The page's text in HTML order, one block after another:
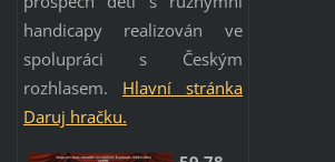
handicapy realizován ve
spolupráci s Českým
rozhlasem. Hlavní stránka
Daruj hračku.